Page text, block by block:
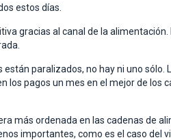
estos días.
gracias al canal de la
paralizados, no hay ni uno sólo.
pagos un mes en el mejor de los
más ordenada en las cadenas de
importantes, como es el caso del